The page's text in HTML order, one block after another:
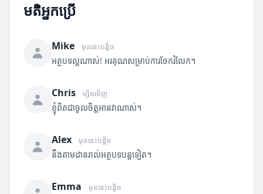
មតិអ្នកប្រើ
Mike មុននេះបន្តិច
អត្ថបទល្អណាស់! អរគុណសម្រាប់ការចែករំលែក។
Chris ម្សិលមិញ
ខ្ញុំពិតជាចូលចិត្តអានវាណាស់។
Alex មុននេះបន្តិច
នឹងតាមដានរាល់អត្ថបទបន្តទៀត។
Emma មុននេះបន្តិច